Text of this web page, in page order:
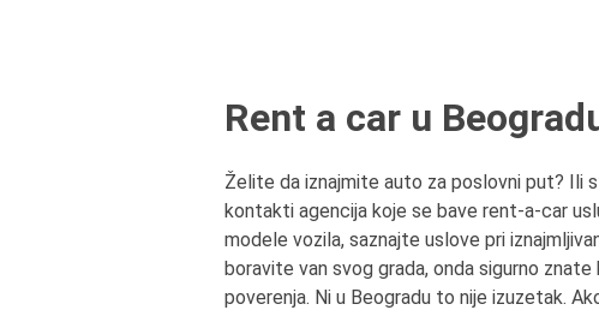
Rent a car u
Želite da iznajmite auto za poslovni put? Ili
kontakti agencija koje se bave rent-a-car
modele vozila, saznajte uslove pri
boravite van svog grada, onda sigurno
poverenja. Ni u Beogradu to nije izuzetak.